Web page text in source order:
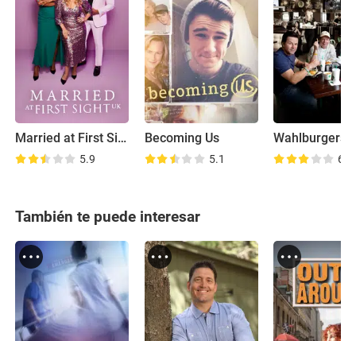
Married at First Sight UK
5.9
Becoming Us
5.1
Wahlburgers
6.7
También te puede interesar